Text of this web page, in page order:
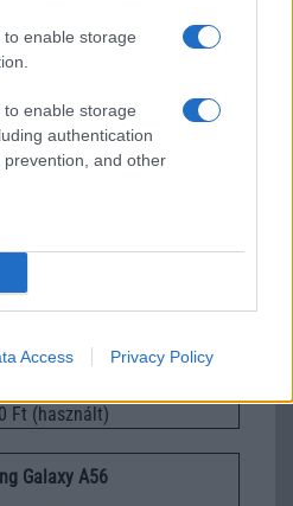
enable storage
enable storage
authentication
and other
Access Privacy Policy
Gsm
S25 Ultra
Ft (használt)
Galaxy A56